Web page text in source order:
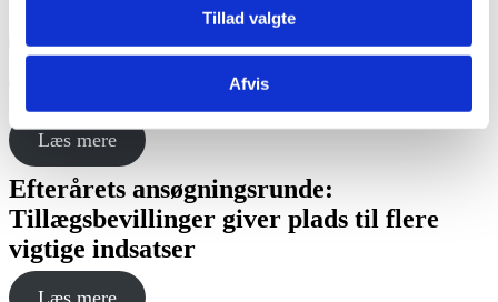
Tillad valgte
Afvis
Læs mere
Tro møder ligestilling
Læs mere
Efterårets ansøgningsrunde:
Tillægsbevillinger giver plads til flere
vigtige indsatser